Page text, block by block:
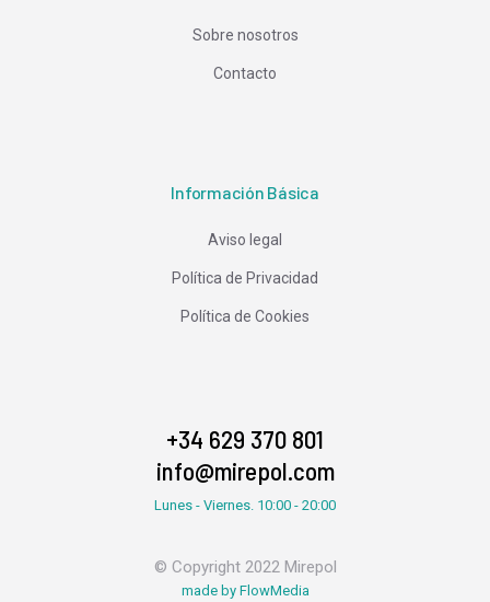
Sobre nosotros
Contacto
Información Básica
Aviso legal
Política de Privacidad
Política de Cookies
+34 629 370 801
info@mirepol.com
Lunes - Viernes. 10:00 - 20:00
© Copyright 2022 Mirepol
made by FlowMedia